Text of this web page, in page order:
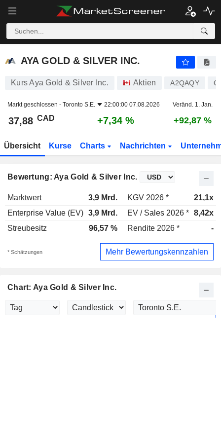
AYA GOLD & SILVER INC.
AYA GOLD & SILVER INC.
Kurs Aya Gold & Silver Inc. Aktien A2QAQY
Markt geschlossen - Toronto S.E. 22:00:00 07.08.2026 Veränd. 1. Jan.
37,88 CAD +7,34 % +92,87 %
Übersicht Kurse Charts Nachrichten
Bewertung: Aya Gold & Silver Inc.
Marktwert 3,9 Mrd. KGV 2026 *
21,1x
Enterprise Value (EV) 3,9 Mrd. EV / Sales 2026 * 8,42x
Streubesitz
96,57 % Rendite 2026 * -
* Schätzungen Mehr Bewertungskennzahlen
Chart: Aya Gold & Silver Inc.